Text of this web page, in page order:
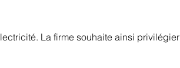
La firme souhaite ainsi privilégier